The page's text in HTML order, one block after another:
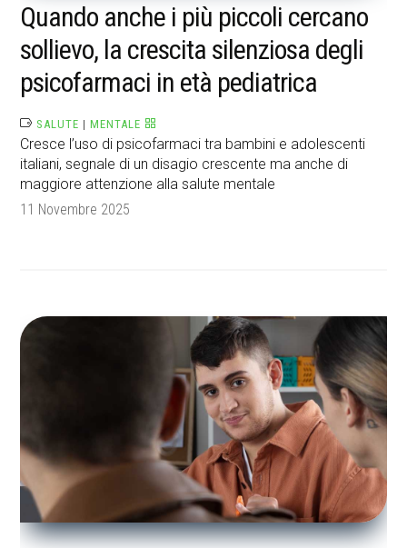
Quando anche i più piccoli cercano
sollievo, la crescita silenziosa degli
psicofarmaci in età pediatrica
SALUTE |MENTALE
Cresce l’uso di psicofarmaci tra bambini e adolescenti
italiani, segnale di un disagio crescente ma anche di
maggiore attenzione alla salute mentale
11 Novembre 2025